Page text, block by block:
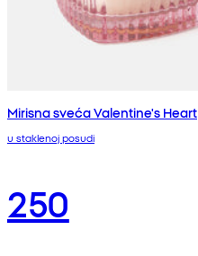
Mirisna sveća Valentine's Heart
u staklenoj posudi
250